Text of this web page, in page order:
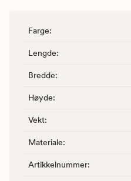
Farge:
Lengde:
Bredde:
Høyde:
Vekt:
Materiale:
Artikkelnummer: